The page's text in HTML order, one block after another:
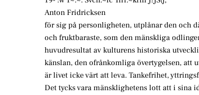
Anton Fridricksen
för sig på personligheten, utplånar den och
och fruktbaraste, som den mänskliga
huvudresultat av kulturens historiska
känslan, den ofrånkomliga övertygelsen, att
är livet icke värt att leva. Tankefrihet,
Det tycks vara mänsklighetens lott att i sina